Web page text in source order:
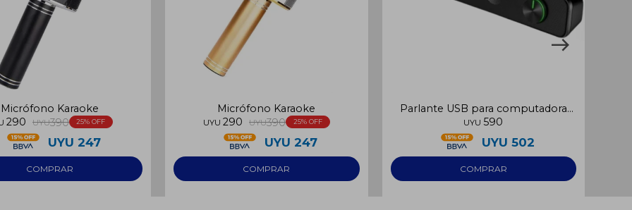
Micrófono Karaoke
290 UYU390 25
UYU 247
Micrófono Karaoke
UYU 290 UYU390 25
UYU 247
Parlante USB para computadora
3W
UYU 590
UYU 502